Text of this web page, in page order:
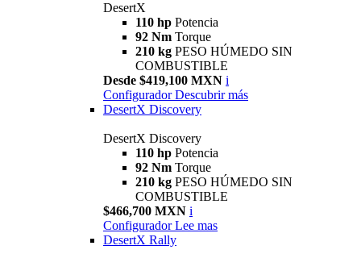
DesertX
110 hp Potencia
92 Nm Torque
210 kg PESO HÚMEDO SIN
COMBUSTIBLE
Desde $419,100 MXN i
Configurador Descubrir más
DesertX Discovery
DesertX Discovery
110 hp Potencia
92 Nm Torque
210 kg PESO HÚMEDO SIN
COMBUSTIBLE
$466,700 MXN i
Configurador Lee mas
DesertX Rally